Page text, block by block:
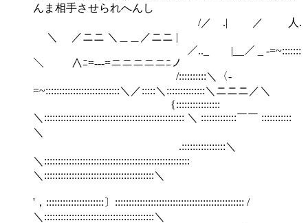
んま相手させられへんし
/／ .| ／ 人.
＼ ／ニニ ＼＿＿／ニニ |
／.._ |__／ _ -=~:::::::
＼ ∧ﾆ=---=ニニニニニﾆノ
/::::::::::＼〈-
=~:::::::::::::::::::::::::::＼／:::::＼::::::::::::::＼ニニニ／＼
{::::::::::::::::
＼::::::::::::::::::::::::::::::::::::::::::::::::::: ＼ :::::::::::::￣￣ :::::::::::
＼
.::::::::::::::::＼
＼:::::::::::::::::::::::::::::::::::::::::::::::::::::
＼::::::::::::::::::::::::::::::::::::::::＼
'，:::::::::::::::::::::〕::::::::::::::::::::::::::::::::::::::::::::::: /
＼::::::::::::::::::::::::::::::::::::::::＼